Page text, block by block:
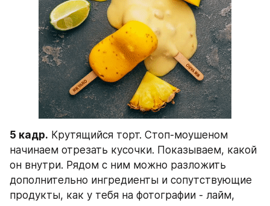
5 кадр. Крутящийся торт. Стоп-моушеном
начинаем отрезать кусочки. Показываем, какой
он внутри. Рядом с ним можно разложить
дополнительно ингредиенты и сопутствующие
продукты, как у тебя на фотографии - лайм,